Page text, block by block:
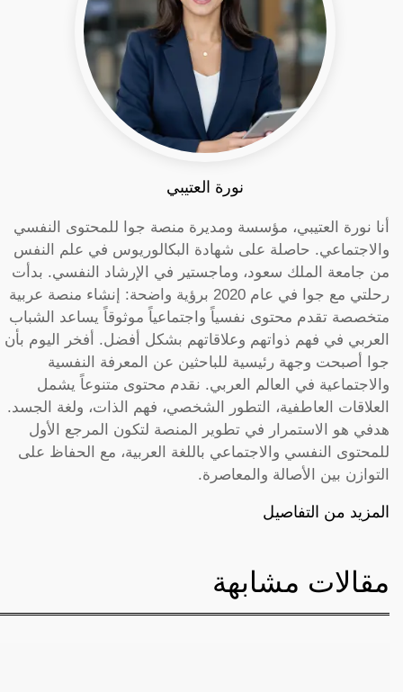
نورة العتيبي
أنا نورة العتيبي، مؤسسة ومديرة منصة جوا للمحتوى النفسي
والاجتماعي. حاصلة على شهادة البكالوريوس في علم النفس
من جامعة الملك سعود، وماجستير في الإرشاد النفسي. بدأت
رحلتي مع جوا في عام 2020 برؤية واضحة: إنشاء منصة عربية
متخصصة تقدم محتوى نفسياً واجتماعياً موثوقاً يساعد الشباب
العربي في فهم ذواتهم وعلاقاتهم بشكل أفضل. أفخر اليوم بأن
جوا أصبحت وجهة رئيسية للباحثين عن المعرفة النفسية
والاجتماعية في العالم العربي. نقدم محتوى متنوعاً يشمل
العلاقات العاطفية، التطور الشخصي، فهم الذات، ولغة الجسد.
هدفي هو الاستمرار في تطوير المنصة لتكون المرجع الأول
للمحتوى النفسي والاجتماعي باللغة العربية، مع الحفاظ على
التوازن بين الأصالة والمعاصرة.
المزيد من التفاصيل
مقالات مشابهة